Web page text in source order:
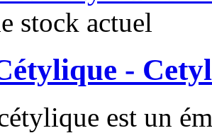
stock actuel
-
est un